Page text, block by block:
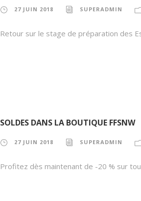
27 JUIN 2018 SUPERADMIN
Retour sur le stage de préparation des
SOLDES DANS LA BOUTIQUE FFSNW
27 JUIN 2018 SUPERADMIN
Profitez dès maintenant de -20 % sur